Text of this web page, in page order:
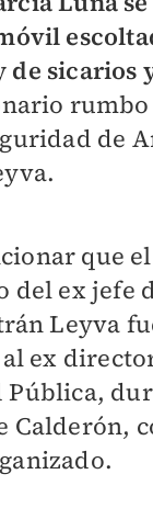
de sicarios
rumbo
de
que el
del ex jefe
Leyva
ex
Pública,
Calderón,